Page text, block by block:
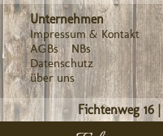
Unternehmen
Impressum & Kontakt
AGBs
NBs
Datenschutz
über uns
Fichtenweg 16|